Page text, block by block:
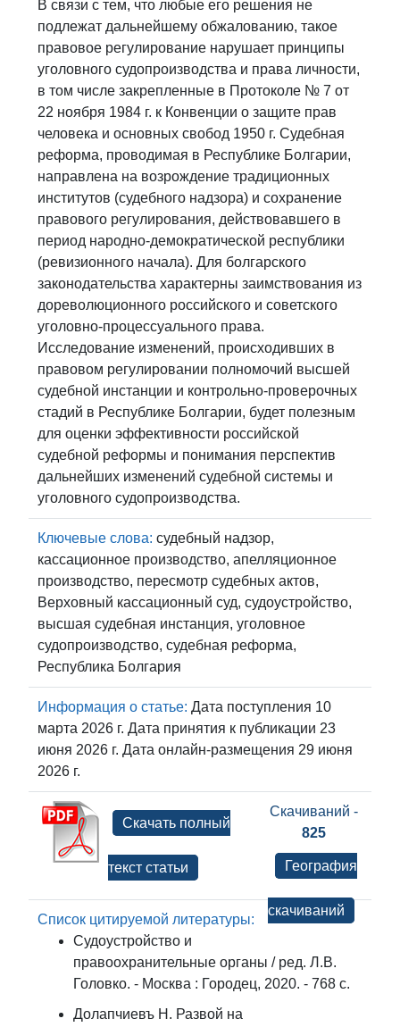
В связи с тем, что любые его решения не
подлежат дальнейшему обжалованию, такое
правовое регулирование нарушает принципы
уголовного судопроизводства и права личности,
в том числе закрепленные в Протоколе № 7 от
22 ноября 1984 г. к Конвенции о защите прав
человека и основных свобод 1950 г. Судебная
реформа, проводимая в Республике Болгарии,
направлена на возрождение традиционных
институтов (судебного надзора) и сохранение
правового регулирования, действовавшего в
период народно-демократической республики
(ревизионного начала). Для болгарского
законодательства характерны заимствования из
дореволюционного российского и советского
уголовно-процессуального права.
Исследование изменений, происходивших в
правовом регулировании полномочий высшей
судебной инстанции и контрольно-проверочных
стадий в Республике Болгарии, будет полезным
для оценки эффективности российской
судебной реформы и понимания перспектив
дальнейших изменений судебной системы и
уголовного судопроизводства.
Ключевые слова: судебный надзор,
кассационное производство, апелляционное
производство, пересмотр судебных актов,
Верховный кассационный суд, судоустройство,
высшая судебная инстанция, уголовное
судопроизводство, судебная реформа,
Республика Болгария
Информация о статье: Дата поступления 10
марта 2026 г. Дата принятия к публикации 23
июня 2026 г. Дата онлайн-размещения 29 июня
2026 г.
Скачиваний -
825
География
скачиваний
Скачать полный
текст статьи
Список цитируемой литературы:
Судоустройство и
правоохранительные органы / ред. Л.В.
Головко. - Москва : Городец, 2020. - 768 с.
Долапчиевъ Н. Развой на